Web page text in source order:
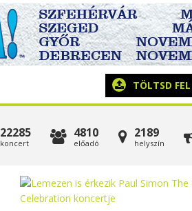
TÖLTSD
22285
koncert
4810
előadó
2189
helyszín